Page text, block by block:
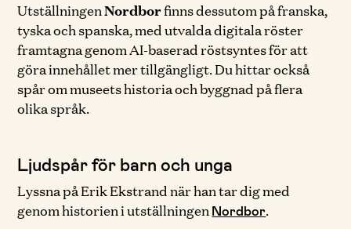
UtställningenNordborfinns dessutom på franska,
tyska och spanska, med utvalda digitala röster
framtagna genom AI-baserad röstsyntes för att
göra innehållet mer tillgängligt. Du hittar också
spår om museets historia och byggnad på flera
olika språk.
Ljudspår för barn och unga
Lyssna på Erik Ekstrand när han tar dig med
genom historien i utställningen Nordbor.